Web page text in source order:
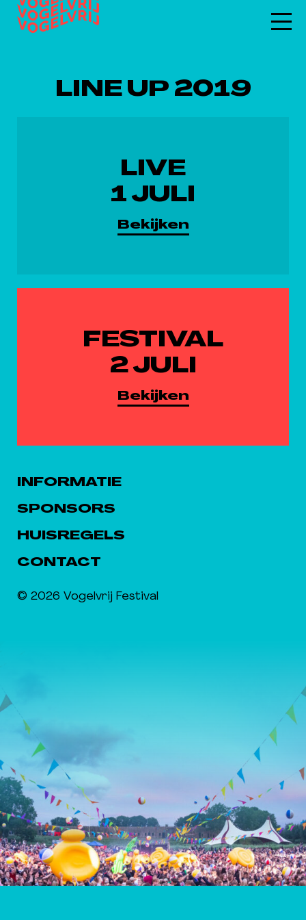
LINE UP 2019
LIVE
1 JULI
Bekijken
FESTIVAL
2 JULI
Bekijken
INFORMATIE
SPONSORS
HUISREGELS
CONTACT
© 2026 Vogelvrij Festival